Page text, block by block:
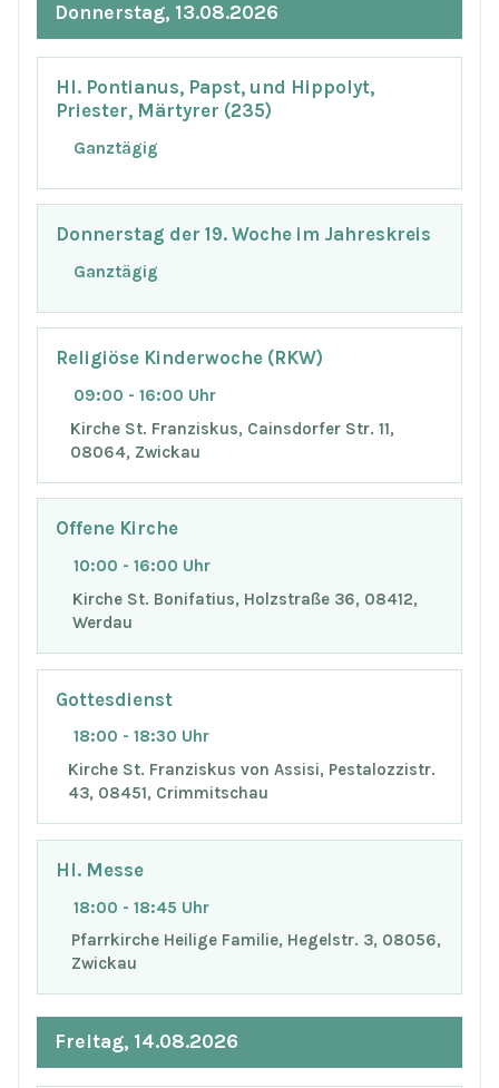
Donnerstag, 13.08.2026
Hl. Pontianus, Papst, und Hippolyt,
Priester, Märtyrer (235)
Ganztägig
Donnerstag der 19. Woche im Jahreskreis
Ganztägig
Religiöse Kinderwoche (RKW)
09:00 - 16:00 Uhr
Kirche St. Franziskus, Cainsdorfer Str. 11,
08064, Zwickau
Offene Kirche
10:00 - 16:00 Uhr
Kirche St. Bonifatius, Holzstraße 36, 08412,
Werdau
Gottesdienst
18:00 - 18:30 Uhr
Kirche St. Franziskus von Assisi, Pestalozzistr.
43, 08451, Crimmitschau
Hl. Messe
18:00 - 18:45 Uhr
Pfarrkirche Heilige Familie, Hegelstr. 3, 08056,
Zwickau
Freitag, 14.08.2026